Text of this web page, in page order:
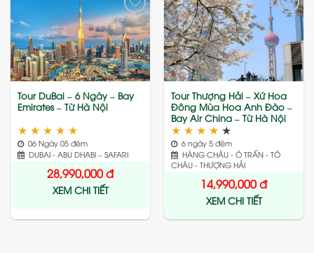
Add
to
wishlist
Tour DuBai – 6 Ngày – Bay
Emirates – Từ Hà Nội
★ ★ ★ ★ ★
06 Ngày 05 đêm
DUBAI - ABU DHABI – SAFARI
28,990,000đ
XEM CHI TIẾT
wishlist
Tour Thượng Hải – Xứ Hoa
Đông Mùa Hoa Anh Đào –
Bay Air China – Từ Hà Nội
★ ★ ★ ★ ★
6 ngày 5 đêm
HÀNG CHÂU - Ô TRẤN - TÔ
CHÂU - THƯỢNG HẢI
14,990,000đ
XEM CHI TIẾT